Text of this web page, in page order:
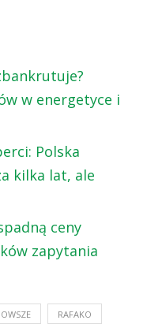
w energetyce i
Polska
kilka lat, ale
ceny
zapytania
RAFAKO